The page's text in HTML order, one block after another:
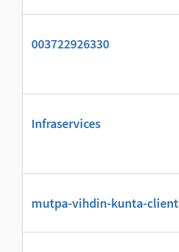
003722926330
Infraservices
mutpa-vihdin-kunta-client